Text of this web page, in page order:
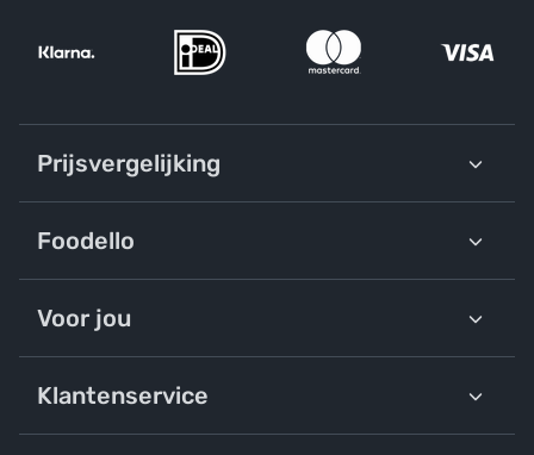
Prijsvergelijking
Foodello
Voor jou
Klantenservice